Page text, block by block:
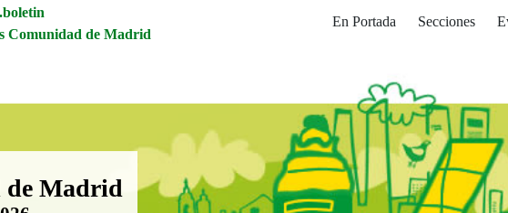
Comunidad de Madrid
En Portada Secciones
de Madrid
de Madrid